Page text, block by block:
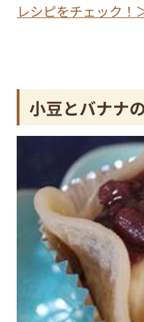
レシピをチェック！
小豆とバナナ